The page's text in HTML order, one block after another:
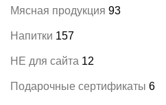
Мясная продукция 93
Напитки 157
НЕ для сайта 12
Подарочные сертификаты 6